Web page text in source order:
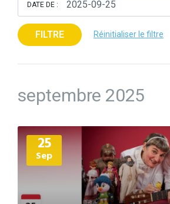
DATE DE :
FILTRE Réinitialiser le filtre
septembre 2025
25
Sep
Plus
d'informations